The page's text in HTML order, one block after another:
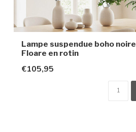
Lampe suspendue boho noire
Floare en rotin
€105,95